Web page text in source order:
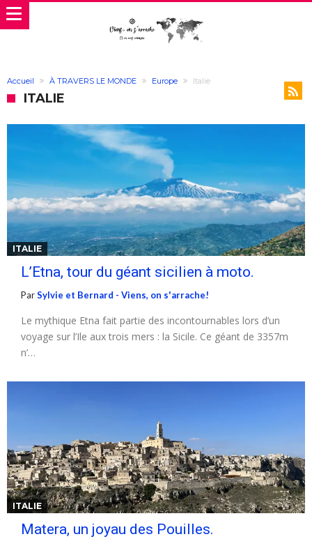
Accueil À TRAVERS LE MONDE Europe Italie
ITALIE
ITALIE
L’Etna, tour du géant sicilien à moto.
ParSylvie et Bernard - Viens, on s'arrache!
Le mythique Etna fait partie des incontournables lors d’un
voyage sur l’Ile aux trois mers : la Sicile. Ce géant de 3357m
n’…
ITALIE
Matera, un joyau des Pouilles.